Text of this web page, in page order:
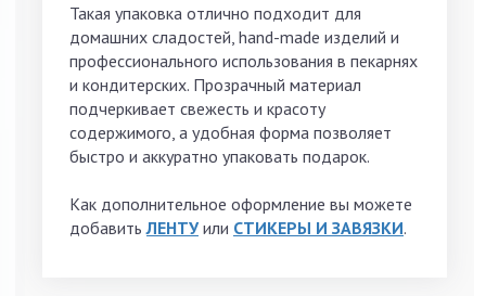
Такая упаковка отлично подходит для
домашних сладостей, hand-made изделий и
профессионального использования в пекарнях
и кондитерских. Прозрачный материал
подчеркивает свежесть и красоту
содержимого, а удобная форма позволяет
быстро и аккуратно упаковать подарок.
Как дополнительное оформление вы можете
добавитьЛЕНТУили СТИКЕРЫ И ЗАВЯЗКИ.